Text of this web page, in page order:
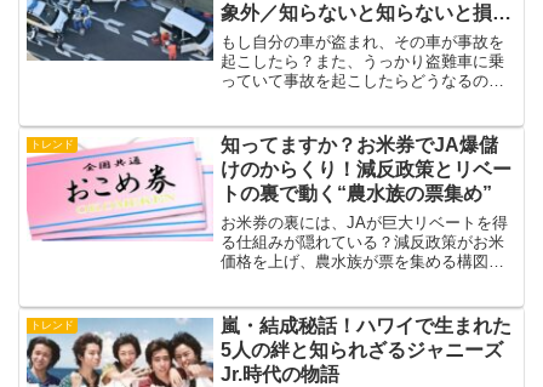
象外／知らないと知らないと損す
る保険の仕組みを徹底解説
もし自分の車が盗まれ、その車が事故を
起こしたら？また、うっかり盗難車に乗
っていて事故を起こしたらどうなるの？
この記事では、具体例・法的解釈・補償
範囲をやさしく説明します。
トレンド
知ってますか？お米券でJA爆儲
けのからくり！減反政策とリベー
トの裏で動く“農水族の票集め”
お米券の裏には、JAが巨大リベートを得
る仕組みが隠れている？減反政策がお米
価格を上げ、農水族が票を集める構図を
トレンド
嵐・結成秘話！ハワイで生まれた
5人の絆と知られざるジャニーズ
Jr.時代の物語